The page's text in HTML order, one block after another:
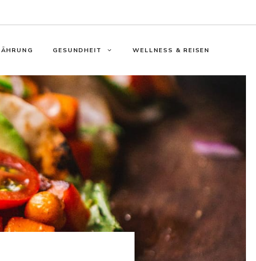
GESUNDHEIT WELLNESS & REISEN